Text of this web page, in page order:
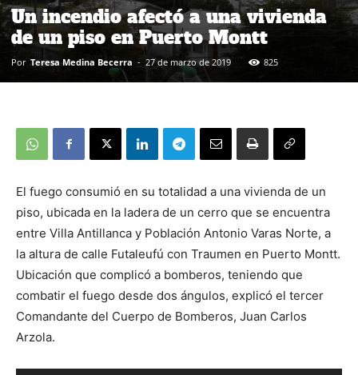
Un incendio afectó a una vivienda
de un piso en Puerto Montt
Por Teresa Medina Becerra - 27 de marzo de 2019 825
El fuego consumió en su totalidad a una vivienda de un
piso, ubicada en la ladera de un cerro que se encuentra
entre Villa Antillanca y Población Antonio Varas Norte, a
la altura de calle Futaleufú con Traumen en Puerto Montt.
Ubicación que complicó a bomberos, teniendo que
combatir el fuego desde dos ángulos, explicó el tercer
Comandante del Cuerpo de Bomberos, Juan Carlos
Arzola.